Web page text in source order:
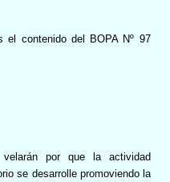
el contenido del BOPA Nº 97
velarán por que la actividad
se desarrolle promoviendo la